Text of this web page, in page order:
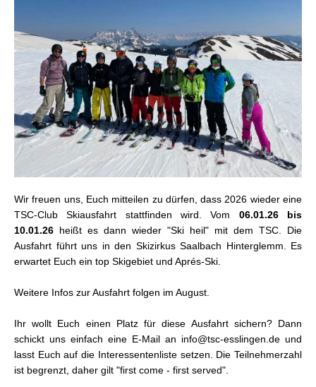
Wir freuen uns, Euch mitteilen zu dürfen, dass 2026 wieder eine
TSC-Club Skiausfahrt stattfinden wird. Vom 06.01.26 bis
10.01.26 heißt es dann wieder "Ski heil" mit dem TSC. Die
Ausfahrt führt uns in den Skizirkus Saalbach Hinterglemm. Es
erwartet Euch ein top Skigebiet und Aprés-Ski.
Weitere Infos zur Ausfahrt folgen im August.
Ihr wollt Euch einen Platz für diese Ausfahrt sichern? Dann
schickt uns einfach eine E-Mail an info@tsc-esslingen.de und
lasst Euch auf die Interessentenliste setzen. Die Teilnehmerzahl
ist begrenzt, daher gilt "first come - first served".